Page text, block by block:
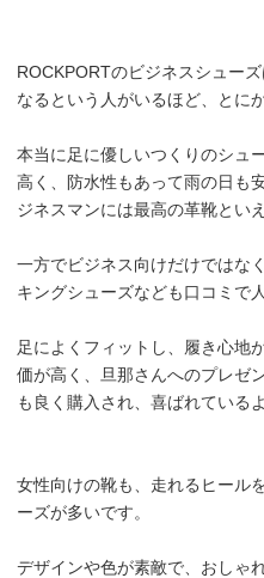
ROCKPORTのビジネスシュー
なるという人がいるほど、とに
本当に足に優しいつくりのシュ
高く、防水性もあって雨の日も
ジネスマンには最高の革靴といえ
一方でビジネス向けだけではな
キングシューズなども口コミで
足によくフィットし、履き心地
価が高く、旦那さんへのプレゼ
も良く購入され、喜ばれている
女性向けの靴も、走れるヒール
ーズが多いです。
デザインや色が素敵で、おしゃ